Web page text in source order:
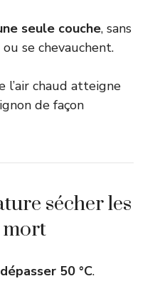
seule couche, sans
se chevauchent.
l’air chaud atteigne
de façon
sécher les
mort
50 °C.